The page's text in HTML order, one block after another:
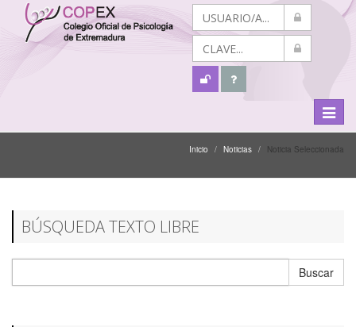
Menú
Inicio Noticias Noticia Seleccionada
BÚSQUEDA TEXTO LIBRE
Buscar